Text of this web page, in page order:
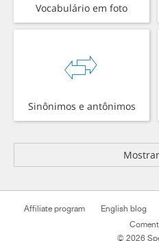
Vocabulário em foto
Sinônimos e antônimos
Affiliate program English blog
© 2026